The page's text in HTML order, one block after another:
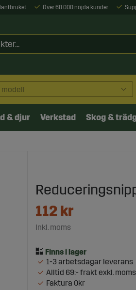
Över 60 000 nöjda kunder
modell
& djur Verkstad Skog &
112 kr
Inkl. moms
1-3 arbetsdagar leverans
Alltid 69:- frakt exkl. moms
Faktura 0kr